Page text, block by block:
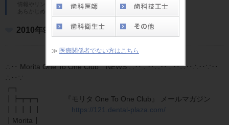
≫ 医療関係者でない方はこちら
情報やリンク先が異なる場合がございます。
あらかじめご了承ください。
2010年9月号
∴‥ Morita One To One Club NEWS ∴‥∵‥∴‥∵‥∴‥∴‥∵‥
∴‥∵
┏┓
┃┣┳┳┓ 『モリタ One To One Club』 メールマガジン
https://121.dental-plaza.com/
┃Morita┃